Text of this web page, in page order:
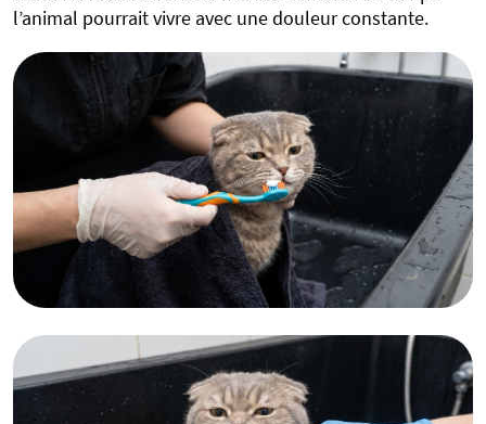
l’animal pourrait vivre avec une douleur constante.